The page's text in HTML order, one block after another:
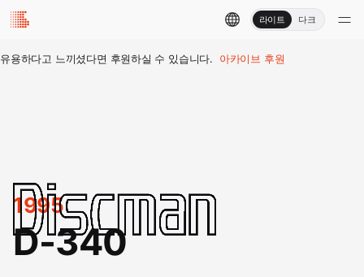
라이트 다크
유용하다고 느끼셨다면 후원하실 수 있습니다. 아카이브 후원
1995
D-340